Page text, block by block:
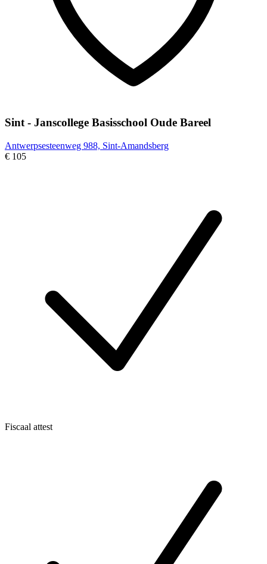
Sint - Janscollege Basisschool Oude Bareel
Antwerpsesteenweg 988, Sint-Amandsberg
€ 105
Fiscaal attest